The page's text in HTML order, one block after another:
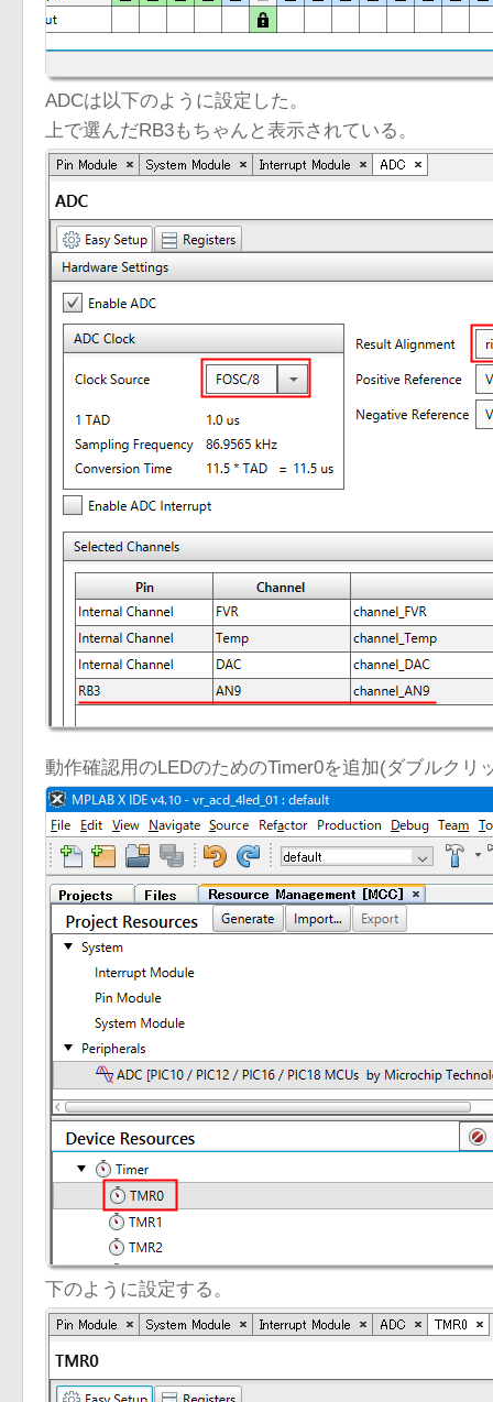
ADCは以下のように設定した。
上で選んだRB3もちゃんと表示されている。
動作確認用のLEDのためのTimer0を追加(ダブルクリ
下のように設定する。